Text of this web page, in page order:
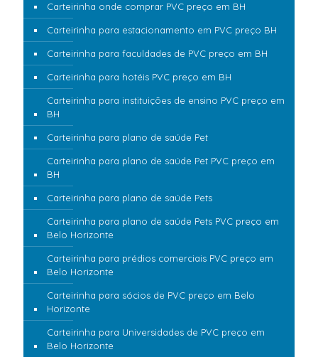
Carteirinha onde comprar PVC preço em BH
Carteirinha para estacionamento em PVC preço BH
Carteirinha para faculdades de PVC preço em BH
Carteirinha para hotéis PVC preço em BH
Carteirinha para instituições de ensino PVC preço em
BH
Carteirinha para plano de saúde Pet
Carteirinha para plano de saúde Pet PVC preço em
BH
Carteirinha para plano de saúde Pets
Carteirinha para plano de saúde Pets PVC preço em
Belo Horizonte
Carteirinha para prédios comerciais PVC preço em
Belo Horizonte
Carteirinha para sócios de PVC preço em Belo
Horizonte
Carteirinha para Universidades de PVC preço em
Belo Horizonte